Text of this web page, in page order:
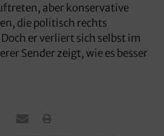
aber konservative
die politisch rechts
er verliert sich selbst im
Sender zeigt, wie es besser